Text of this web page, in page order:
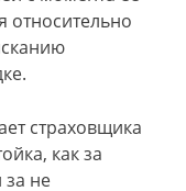
относительно
страховщика
как за
за не